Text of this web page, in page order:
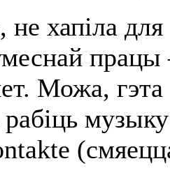
не хапіла
працы
Можа,
рабіць